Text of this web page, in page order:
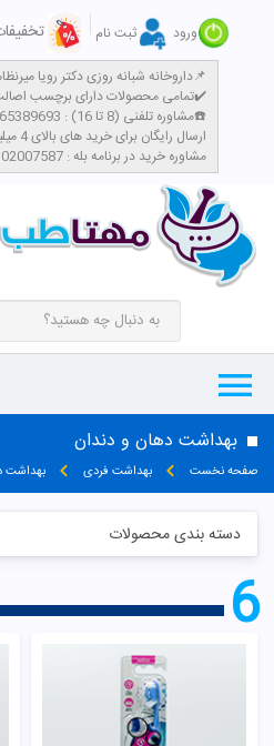
ورود ثبت نام
داروخانه شبانه روزی دکتر رویا میرنظامی📌
تمامی محصولات دارای برچسب اصالت کالا و سیب سلامت میباشند✔️
مشاوره تلفنی (8 تا 16) : 02165389693☎️
​ارسال رایگان برای خرید های بالای 4 میلیون تومان با پست پیشتاز
مشاوره خرید در برنامه بله : 09302007587
بهداشت دهان و دندان
صفحه نخست بهداشت فردی بهداشت
دسته بندی محصولات
6